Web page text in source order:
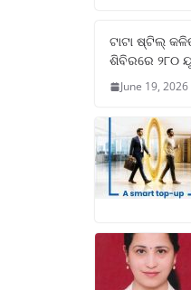
ଟାଟା ଷ୍ଟିଲ୍‌
ଶିବିରରେ ୨୮୦
June 19, 2026